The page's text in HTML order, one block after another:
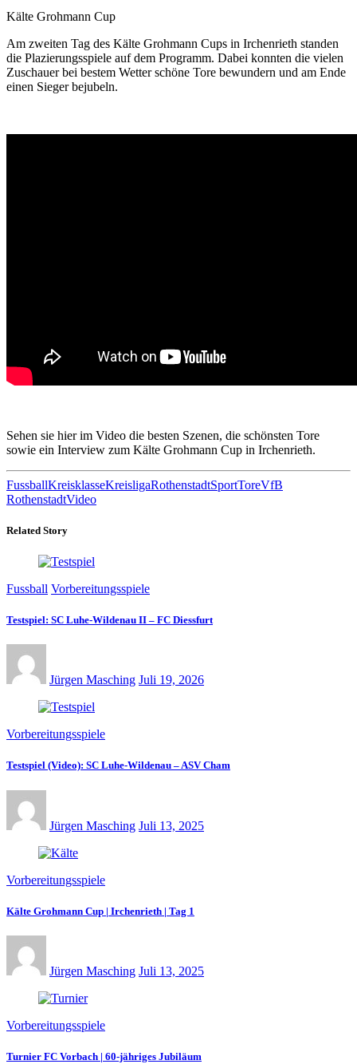
Kälte Grohmann Cup
Am zweiten Tag des Kälte Grohmann Cups in Irchenrieth standen
die Plazierungsspiele auf dem Programm. Dabei konnten die vielen
Zuschauer bei bestem Wetter schöne Tore bewundern und am Ende
einen Sieger bejubeln.
Sehen sie hier im Video die besten Szenen, die schönsten Tore
sowie ein Interview zum Kälte Grohmann Cup in Irchenrieth.
FussballKreisklasseKreisligaRothenstadtSportToreVfB
RothenstadtVideo
Related Story
Fussball Vorbereitungsspiele
Testspiel: SC Luhe-Wildenau II – FC Diessfurt
Jürgen Masching Juli 19, 2026
Vorbereitungsspiele
Testspiel (Video): SC Luhe-Wildenau – ASV Cham
Jürgen Masching Juli 13, 2025
Vorbereitungsspiele
Kälte Grohmann Cup | Irchenrieth | Tag 1
Jürgen Masching Juli 13, 2025
Vorbereitungsspiele
Turnier FC Vorbach | 60-jähriges Jubiläum